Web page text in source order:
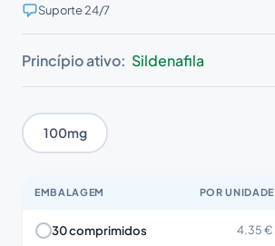
Suporte 24/7
Princípio ativo: Sildenafila
100mg
EMBALAGEM POR UNIDADE
30 comprimidos 4.35 €